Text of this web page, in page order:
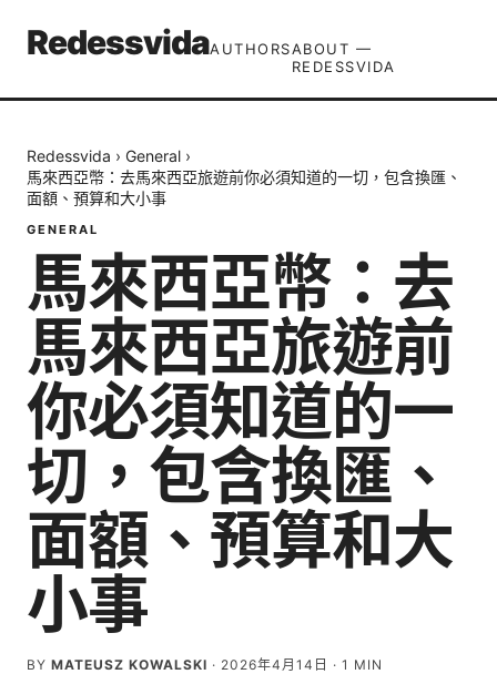
RedessvidaAUTHORSABOUT —
REDESSVIDA
Redessvida › General ›
馬來西亞幣：去馬來西亞旅遊前你必須知道的一切，包含換匯、
面額、預算和大小事
GENERAL
馬來西亞幣：去
馬來西亞旅遊前
你必須知道的一
切，包含換匯、
面額、預算和大
小事
BY MATEUSZ KOWALSKI · 2026年4月14日 · 1 MIN